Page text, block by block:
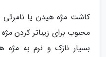
کاشت مژه هیدن یا
محبوب برای زیباتر کردن
بسیار نازک و نرم به